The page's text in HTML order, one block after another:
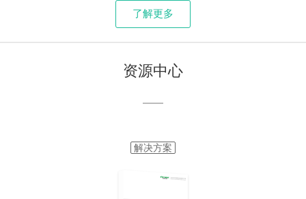
了解更多
资源中心
解决方案